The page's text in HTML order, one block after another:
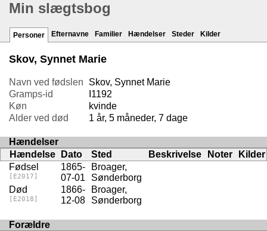
Min slægtsbog
Personer Efternavne Familier Hændelser Steder Kilder
Skov, Synnet Marie
Navn ved fødslen
Skov, Synnet Marie
Gramps-id
I1192
Køn
kvinde
Alder ved død
1 år, 5 måneder, 7 dage
Hændelser
Hændelse
Dato Sted Beskrivelse Noter
Kilder
Fødsel
[E2017]
1865-
07-01
Broager,
Sønderborg
Død
[E2018]
1866-
12-08
Broager,
Sønderborg
Forældre